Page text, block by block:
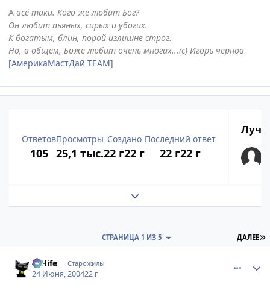
А всё-таки. Кого же любит Бог?
Он любит пьяных, сирых и убогих.
К богатым, блин, порой излишне строг.
Но, в общем, Боже любит очень многих...(с) Игорь чернов
[АмерикаМастДай TEAM]
Ответов
105
Просмотры
25,1 тыс.
Создано
22 г22 г
Последний ответ
22 г22 г
Развернуть обзор темы
ДАЛЕЕ
СТРАНИЦА 1 ИЗ 5
D'Hife Старожилы
24 Июня, 200422 г